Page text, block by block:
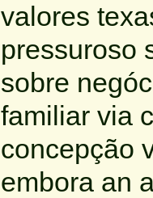
valores
pressuroso
sobre
familiar via
concepção
embora an